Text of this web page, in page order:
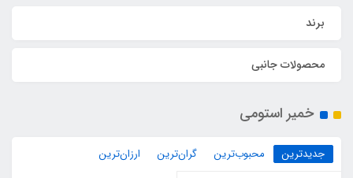
برند
محصولات جانبی
خمیر استومی
جدیدترین محبوب‌ترین گران‌ترین ارزان‌ترین